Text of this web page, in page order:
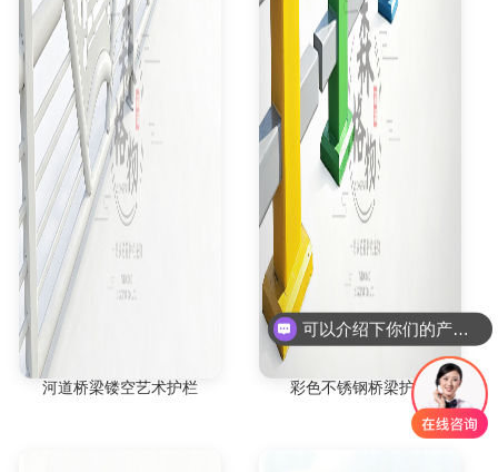
河道桥梁镂空艺术护栏 彩色不锈钢桥梁护栏
可以介绍下你们的产品么